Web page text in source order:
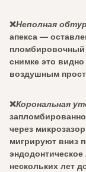
❌Неполная
апекса —
пломбировочный
снимке это
воздушным
❌Корональная
через
мигрируют вниз
нескольких лет